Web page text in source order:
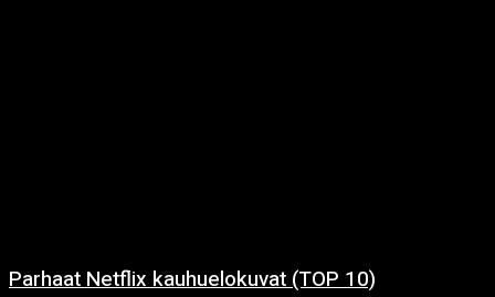
Parhaat Netflix kauhuelokuvat (TOP 10)